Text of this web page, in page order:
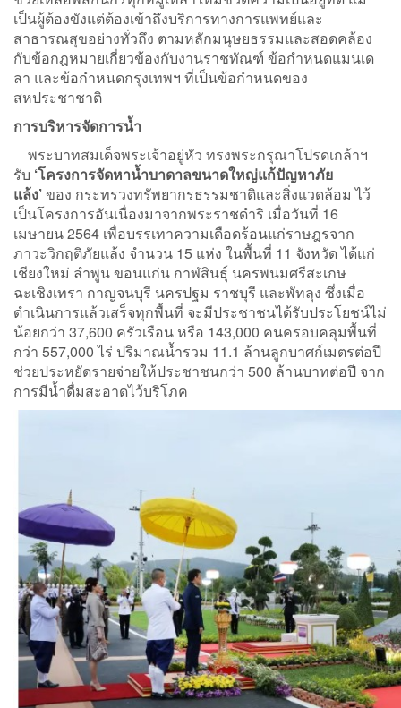
เป็นผู้ต้องขังแต่ต้องเข้าถึงบริการทางการแพทย์และ
สาธารณสุขอย่างทั่วถึง ตามหลักมนุษยธรรมและสอดคล้อง
กับข้อกฎหมายเกี่ยวข้องกับงานราชทัณฑ์ ข้อกำหนดแมนเด
ลา และข้อกำหนดกรุงเทพฯ ที่เป็นข้อกำหนดของ
สหประชาชาติ
การบริหารจัดการน้ำ
พระบาทสมเด็จพระเจ้าอยู่หัว ทรงพระกรุณาโปรดเกล้าฯ
รับ ‘โครงการจัดหาน้ำบาดาลขนาดใหญ่แก้ปัญหาภัย
แล้ง’ของ กระทรวงทรัพยากรธรรมชาติและสิ่งแวดล้อม ไว้
เป็นโครงการอันเนื่องมาจากพระราชดำริ เมื่อวันที่ 16
เมษายน 2564 เพื่อบรรเทาความเดือดร้อนแก่ราษฎรจาก
ภาวะวิกฤติภัยแล้ง จำนวน 15 แห่ง ในพื้นที่ 11 จังหวัด ได้แก่
เชียงใหม่ ลำพูน ขอนแก่น กาฬสินธุ์ นครพนมศรีสะเกษ
ฉะเชิงเทรา กาญจนบุรี นครปฐม ราชบุรี และพัทลุง ซึ่งเมื่อ
ดำเนินการแล้วเสร็จทุกพื้นที่ จะมีประชาชนได้รับประโยชน์ไม่
น้อยกว่า 37,600 ครัวเรือน หรือ 143,000 คนครอบคลุมพื้นที่
กว่า 557,000 ไร่ ปริมาณน้ำรวม 11.1 ล้านลูกบาศก์เมตรต่อปี
ช่วยประหยัดรายจ่ายให้ประชาชนกว่า 500 ล้านบาทต่อปี จาก
การมีน้ำดื่มสะอาดไว้บริโภค